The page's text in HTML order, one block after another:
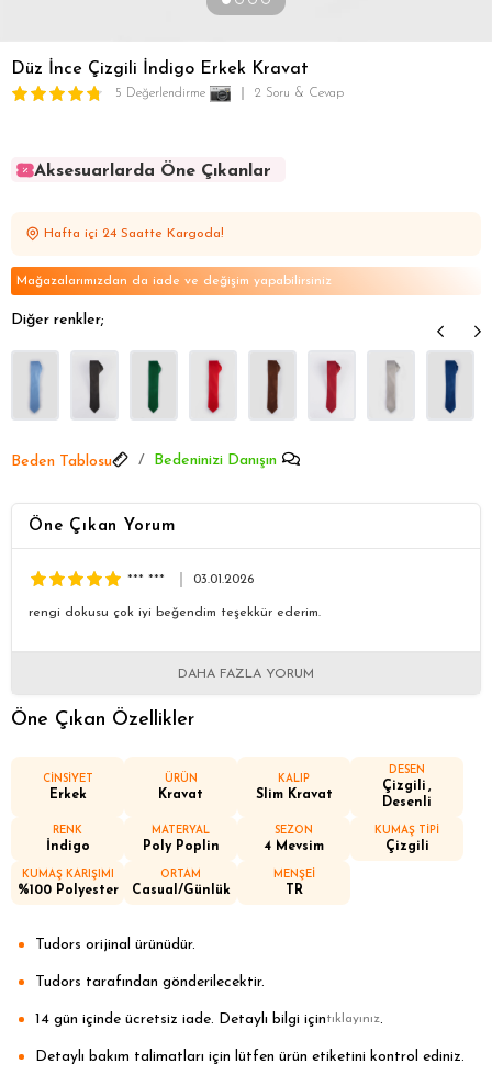
Düz İnce Çizgili İndigo Erkek Kravat
5 Değerlendirme 2 Soru & Cevap
Aksesuarlarda Öne Çıkanlar
Aksesuarlarda Öne Çıkanlar
Hafta içi 24 Saatte Kargoda!
Mağazalarımızdan da iade ve değişim yapabilirsiniz
Diğer renkler;
Beden Tablosu Bedeninizi Danışın
Öne Çıkan Yorum
*** *** 03.01.2026
rengi dokusu çok iyi beğendim teşekkür ederim.
DAHA FAZLA YORUM
Öne Çıkan Özellikler
CİNSİYET
Erkek
ÜRÜN
Kravat
KALIP
Slim Kravat
DESEN
Çizgili
Desenli
RENK
İndigo
MATERYAL
Poly Poplin
SEZON
4 Mevsim
KUMAŞ TİPİ
Çizgili
KUMAŞ KARIŞIMI
%100 Polyester
ORTAM
Casual/Günlük
MENŞEİ
TR
Tudors orijinal ürünüdür.
Tudors tarafından gönderilecektir.
14 gün içinde ücretsiz iade. Detaylı bilgi içintıklayınız.
Detaylı bakım talimatları için lütfen ürün etiketini kontrol ediniz.